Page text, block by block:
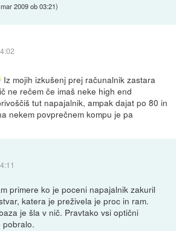
2009 ob 03:21)
Iz mojih izkušenj prej računalnik zastara
ne rečem če imaš neke high end
tut napajalnik, ampak dajat po 80 in
nekem povprečnem kompu je pa
primere ko je poceni napajalnik zakuril
katera je preživela je proc in ram.
je šla v nič. Pravtako vsi optični
pobralo.